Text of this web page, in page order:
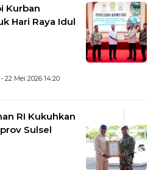
Kurban
Hari Raya Idul
- 22 Mei 2026 14:20
RI Kukuhkan
Sulsel